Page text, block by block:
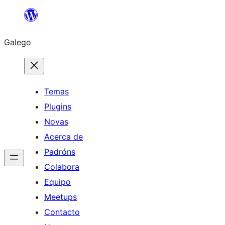
Saltar
contido
Galego
Temas
Plugins
Novas
Acerca de
Padróns
Colabora
Equipo
Meetups
Contacto